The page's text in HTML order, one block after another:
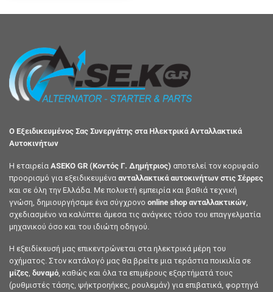
Ο Εξειδικευμένος Σας Συνεργάτης στα Ηλεκτρικά Ανταλλακτικά
Αυτοκινήτων
Η εταιρεία ASEKO GR (Κοντός Γ. Δημήτριος) αποτελεί τον κορυφαίο
προορισμό για εξειδικευμένα ανταλλακτικά αυτοκινήτων στις Σέρρες
και σε όλη την Ελλάδα. Με πολυετή εμπειρία και βαθιά τεχνική
γνώση, δημιουργήσαμε ένα σύγχρονο online shop ανταλλακτικών
σχεδιασμένο να καλύπτει άμεσα τις ανάγκες τόσο του επαγγελματία
μηχανικού όσο και του ιδιώτη οδηγού.
Η εξειδίκευσή μας επικεντρώνεται στα ηλεκτρικά μέρη του
οχήματος. Στον κατάλογό μας θα βρείτε μια τεράστια ποικιλία σε
μίζες, δυναμό, καθώς και όλα τα επιμέρους εξαρτήματά τους
(ρυθμιστές τάσης, ψήκτροηήκες, ρουλεμάν) για επιβατικά, φορτηγά